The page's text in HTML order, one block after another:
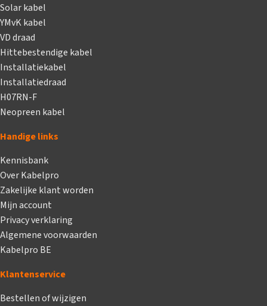
Solar kabel
YMvK kabel
VD draad
Hittebestendige kabel
Installatiekabel
Installatiedraad
H07RN-F
Neopreen kabel
Handige links
Kennisbank
Over Kabelpro
Zakelijke klant worden
Mijn account
Privacy verklaring
Algemene voorwaarden
Kabelpro BE
Klantenservice
Bestellen of wijzigen